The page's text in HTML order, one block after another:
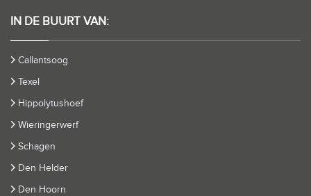
IN DE BUURT VAN:
Callantsoog
Texel
Hippolytushoef
Wieringerwerf
Schagen
Den Helder
Den Hoorn